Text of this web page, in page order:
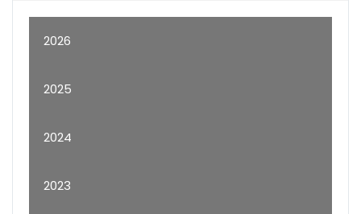
2026
2025
2024
2023